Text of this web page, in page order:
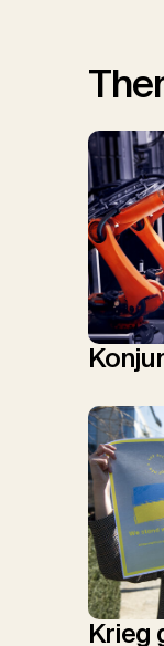
Krieg